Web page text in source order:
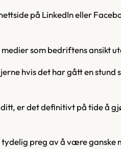
på LinkedIn eller
som bedriftens ansikt
hvis det har gått en
er det definitivt på tide å
preg av å være